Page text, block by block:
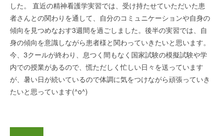
した。 直近の精神看護学実習では、受け持たせていただいた患
者さんとの関わりを通して、自分のコミュニケーションや自身の
傾向を見つめなおす3週間を過ごしました。後半の実習では、自
身の傾向を意識しながら患者様と関わっていきたいと思います。
今、3クールが終わり、息つく間もなく国家試験の模擬試験や学
内での授業があるので、慌ただしく忙しい日々を送っています
が、暑い日が続いているので体調に気をつけながら頑張っていき
たいと思っています(^o^)